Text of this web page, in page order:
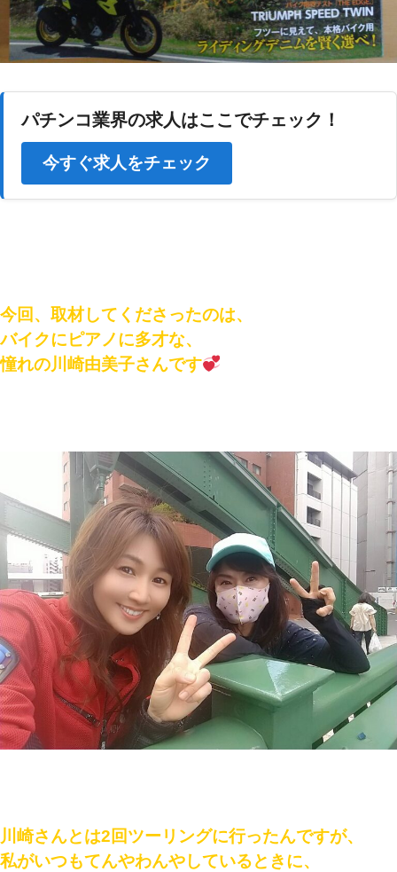
パチンコ業界の求人はここでチェック！
今すぐ求人をチェック
今回、取材してくださったのは、
バイクにピアノに多才な、
憧れの川崎由美子さんです
川崎さんとは2回ツーリングに行ったんですが、
私がいつもてんやわんやしているときに、